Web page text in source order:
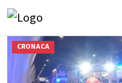
CRONACA